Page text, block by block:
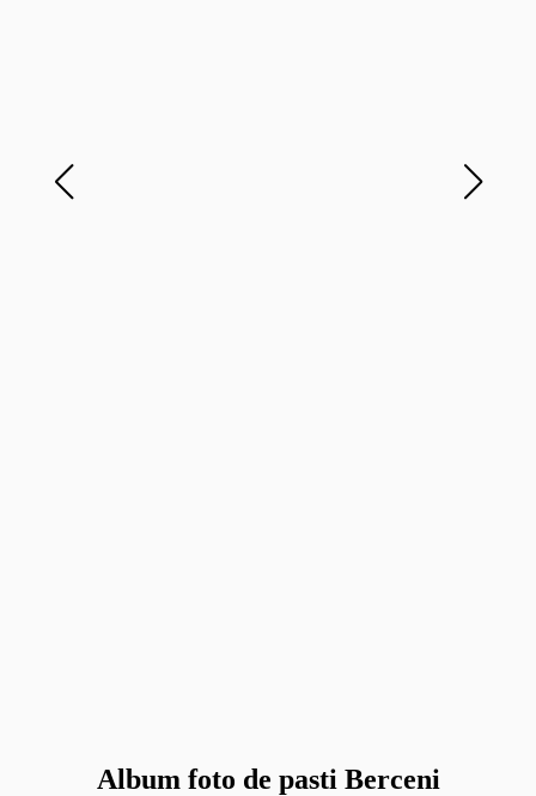
Album foto de pasti Berceni